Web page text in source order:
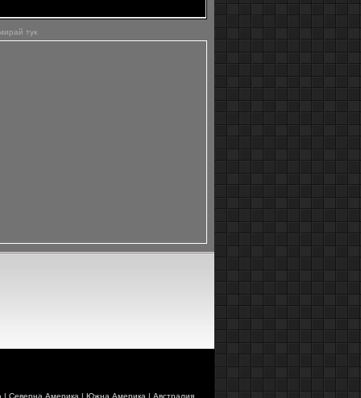
тук
| Северна Америка | Южна Америка | Австралия